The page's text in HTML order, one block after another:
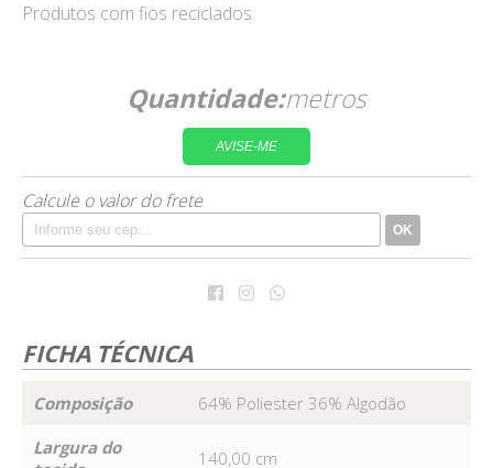
Produtos com fios reciclados
Quantidade:metros
AVISE-ME
Calcule o valor do frete
OK
FICHA TÉCNICA
Composição
64% Poliester 36% Algodão
Largura do
140,00 cm